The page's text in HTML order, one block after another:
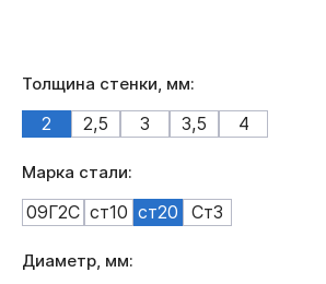
Толщина стенки, мм:
2 2,5 3 3,5 4
Марка стали:
09Г2С ст10 ст20 Ст3
Диаметр, мм: